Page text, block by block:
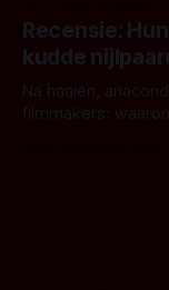
achtergrond,
iets ongrijpbaars.
waar.
Recensie:
kudde
Na haaien,
filmmakers: